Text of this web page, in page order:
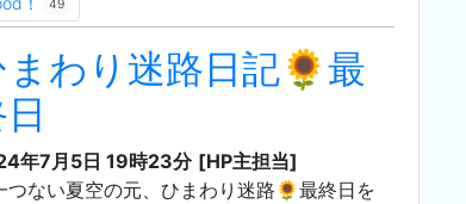
49
まわり迷路日記🌻最
年7月5日 19時23分 [HP主担当]
つない夏空の元、ひまわり迷路🌻最終日を